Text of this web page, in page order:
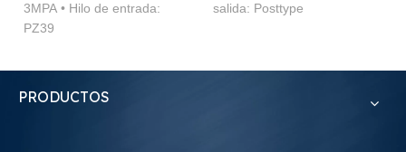
3MPA • Hilo de entrada:
PZ39
salida: Posttype
PRODUCTOS